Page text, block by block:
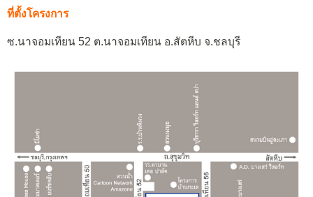
ที่ตั้งโครงการ
ซ.นาจอมเทียน 52 ต.นาจอมเทียน อ.สัตหีบ จ.ชลบุรี